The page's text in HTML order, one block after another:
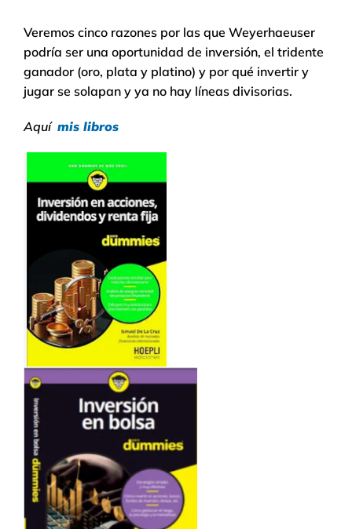
Veremos cinco razones por las que Weyerhaeuser
podría ser una oportunidad de inversión, el tridente
ganador (oro, plata y platino) y por qué invertir y
jugar se solapan y ya no hay líneas divisorias.
Aquí mis libros